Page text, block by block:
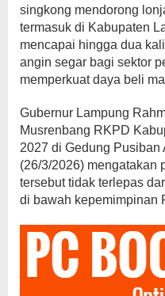
singkong mendorong
termasuk di Kabupaten
mencapai hingga dua
angin segar bagi sektor
memperkuat daya beli
Gubernur Lampung
Musrenbang RKPD
2027 di Gedung
(26/3/2026) mengatakan
tersebut tidak terlepas
di bawah kepemimpinan